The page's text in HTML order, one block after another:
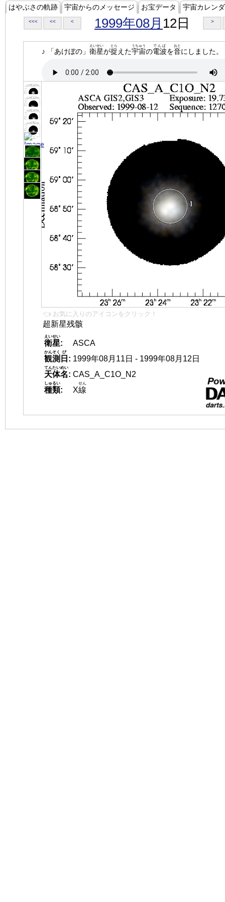
はやぶさの軌跡 宇宙からのメッセージ お宝データ 宇宙カレン
<<< << < 1999年08月 12日 >
♪ 「あけぼの」 衛星
えいせい
が捉
とら
えた宇宙
うちゅう
の電波
でんぱ
を音
おと
にしました。
👈 お気に入りのアイコンをクリック！
超新星残骸
衛星
えいせい
:
ASCA
観測
かんそく
日
び
: 1999年08月11日 - 1999年08月12日
天体名
てんたいめい
: CAS_A_C1O_N2
種類
しゅるい
: X線
せん